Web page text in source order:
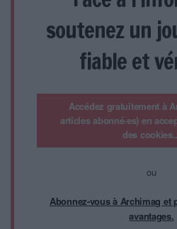
soutenez un
fiable et
Accédez gratuitement à
articles abonné·es) en
des
ou
Abonnez-vous à Archimag et
avantages.